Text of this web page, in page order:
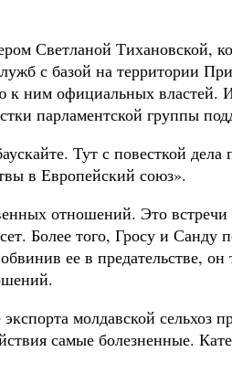
Светланой Тихановской,
с базой на
официальных властей.
парламентской группы
Тут с повесткой
в Европейский союз».
отношений. Это
Более того, Гросу и
ее в предательстве,
молдавской
самые болезненные.